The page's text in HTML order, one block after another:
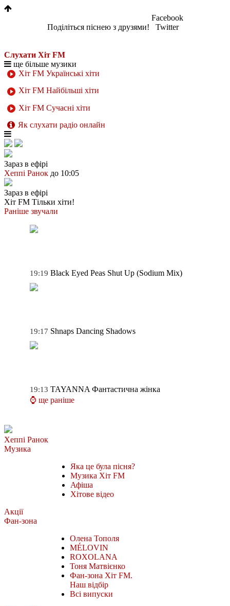
Поділіться піснею з друзями!
Facebook
Twitter
Слухати Хіт FM
ще більше музики
Хіт FM Українські хіти
Хіт FM Найбільші хіти
Хіт FM Сучасні хіти
Як слухати радіо онлайн
Зараз в ефірі
Хеппі Ранок до 10:05
Зараз в ефірі
Хіт FM Тільки хіти!
Раніше звучали
19:19 Black Eyed Peas Shut Up (Sodium Mix)
19:17 Shnaps Dancing Shadows
19:13 TAYANNA Фантастична жінка
⌚ ще раніше
Хеппі Ранок
Музика
Яка це була пісня?
Музика Хіт FM
Афіша
Хітове відео
Акції
Фан-зона
Олена Тополя
MÉLOVIN
ROXOLANA
Тоня Матвієнко
Фан-зона Хіт FM.
Наш відбір
Всі випуски